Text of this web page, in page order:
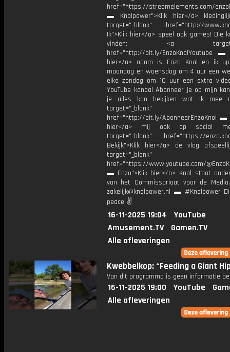
href="https://streamelements.com/
▬ Knolpower">Klik hier</a>
target="_blank" href="http://
Ik">Klik hier</a> speel ook games! Die
vinden: <a
href="http://bit.ly/EnzoKnolYoutube ▬
hier</a> naam is Enzo Knol en ik
maandag en woensdag om 4 uur een
elke zondag om 10 uur een extra
YouTube kanaal Abonneer je op mijn
je alles kan bekijken wat ik mee
target="_blank"
href="http://bit.ly/AbonneerEnzoKnol ▬
hier</a> mij ook op social
target="_blank" href="https://
Bekijk">Klik hier</a> de vlog
target="_blank"
href="https://www.youtube.com/
▬ Enzo">Klik hier</a> Knol staat
van het Commissariaat voor de
zakelijk@knolpower.nl ▬ #Knolpower
peace ✌
16-11-2025 19:04
YouTube
Amusement.TV
Gamen.TV
Alle afleveringen
Kwebbelkop: “Feeding a Giant
Van dit programma is geen informatie
16-11-2025 19:00 YouTube
Alle afleveringen